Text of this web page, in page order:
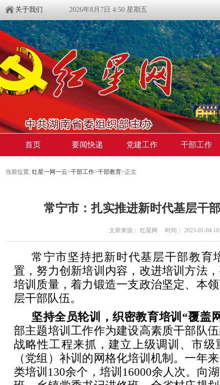
关于我们 2026年8月7日 4:50 星期五
首页 要闻快递 党建工作 干部工作
当前位置: 红星一网一云>干部工作>干部教育>正文
常宁市：扎实推进新时代基层干
文章来源： 红星网 时间： 2023-01-04
常宁市坚持把新时代基层干部教育
置，努力创新培训内容，改进培训方法
培训质量，着力锻造一支政治坚定、本
层干部队伍。
坚持全员轮训，织密教育培训“覆盖
部主题培训工作作为建设高素质干部队
战略性工程来抓，建立上级调训、市级
（党组）补训的网格化培训机制。一年
类培训130余个，培训16000余人次。向